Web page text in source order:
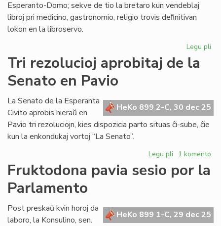
Esperanto-Domo; sekve de tio la bretaro kun vendeblaj
libroj pri medicino, gastronomio, religio trovis deﬁnitivan
lokon en la libroservo.
Legu pli
kaj
Tri rezolucioj aprobitaj de la
Senato en Pavio
HeKo 899 2-C, 30 dec 25
La Senato de la Esperanta
Civito aprobis hieraŭ en
Pavio tri rezoluciojn, kies dispozicia parto situas ĉi-sube, ĉie
kun la enkondukaj vortoj “La Senato”.
Legu pli pri
rezolucioj
la
Senato
1 komento
Fruktodona pavia sesio por la
Parlamento
HeKo 899 1-C, 29 dec 25
Post preskaŭ kvin horoj da
laboro, la Konsulino, sen.